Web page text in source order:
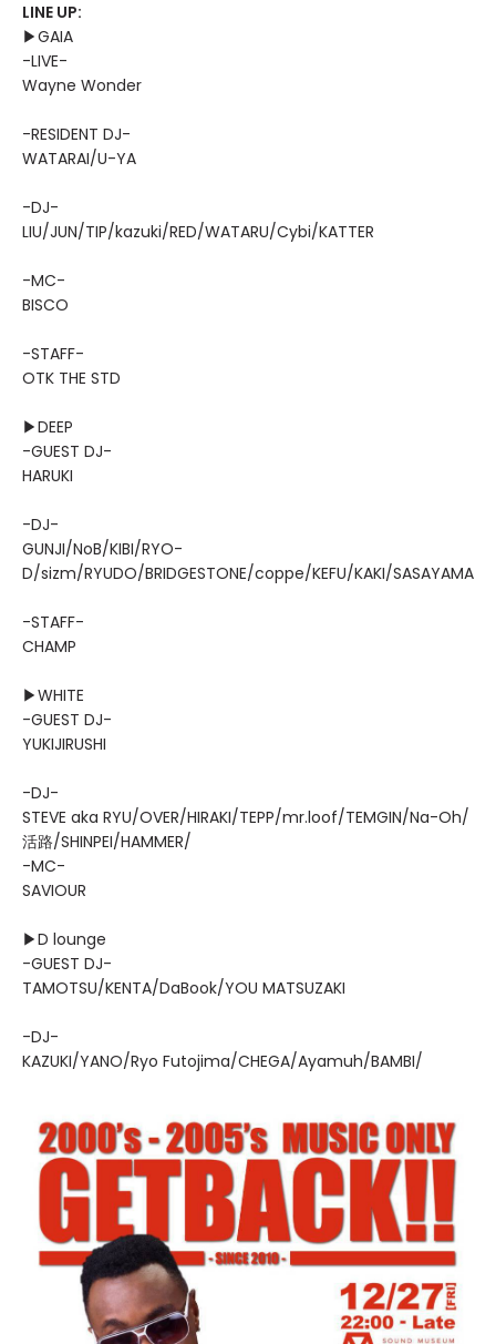
LINE UP:
▶GAIA
-LIVE-
Wayne Wonder
-RESIDENT DJ-
WATARAI/U-YA
-DJ-
LIU/JUN/TIP/kazuki/RED/WATARU/Cybi/KATTER
-MC-
BISCO
-STAFF-
OTK THE STD
▶DEEP
-GUEST DJ-
HARUKI
-DJ-
GUNJI/NoB/KIBI/RYO-
D/sizm/RYUDO/BRIDGESTONE/coppe/KEFU/KAKI/SASAYAMA
-STAFF-
CHAMP
▶WHITE
-GUEST DJ-
YUKIJIRUSHI
-DJ-
STEVE aka RYU/OVER/HIRAKI/TEPP/mr.loof/TEMGIN/Na-Oh/
活路/SHINPEI/HAMMER/
-MC-
SAVIOUR
▶D lounge
-GUEST DJ-
TAMOTSU/KENTA/DaBook/YOU MATSUZAKI
-DJ-
KAZUKI/YANO/Ryo Futojima/CHEGA/Ayamuh/BAMBI/